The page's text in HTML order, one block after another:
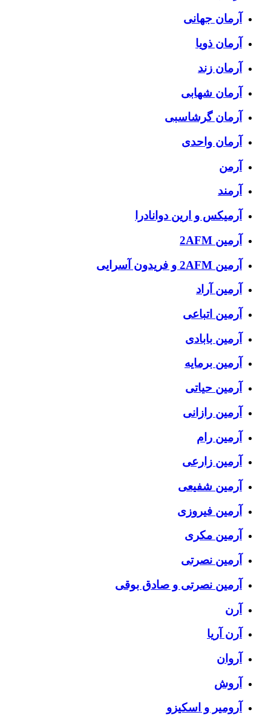
آرمان جهانی
آرمان ذویا
آرمان زند
آرمان شهابی
آرمان گرشاسبی
آرمان واحدی
آرمن
آرمند
آرمیکس و ارین دوانادرا
آرمین 2AFM
آرمین 2AFM و فریدون آسرایی
آرمین آراد
آرمین اتباعی
آرمین بابادی
آرمین برمایه
آرمین حیاتی
آرمین رازانی
آرمین رام
آرمین زارعی
آرمین شفیعی
آرمین فیروزی
آرمین مکری
آرمین نصرتی
آرمین نصرتی و صادق بوقی
آرن
آرن آریا
آروان
آروش
آرومیر و اسکیزو